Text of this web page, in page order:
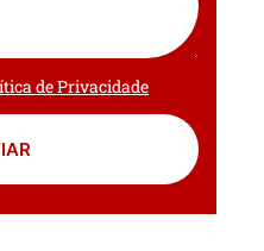
de Privacidade